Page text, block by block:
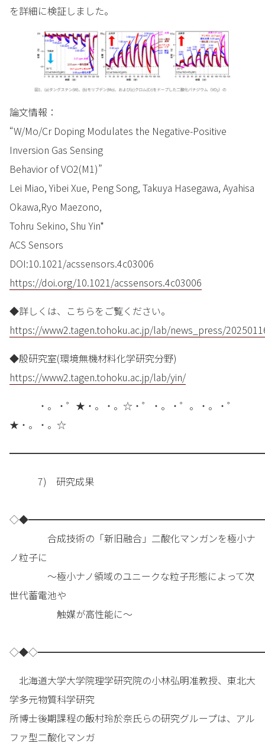
を詳細に検証しました。
論文情報：
“W/Mo/Cr Doping Modulates the Negative-Positive
Inversion Gas Sensing
Behavior of VO2(M1)”
Lei Miao, Yibei Xue, Peng Song, Takuya Hasegawa, Ayahisa
Okawa,Ryo Maezono,
Tohru Sekino, Shu Yin*
ACS Sensors
DOI:10.1021/acssensors.4c03006
https://doi.org/10.1021/acssensors.4c03006
◆詳しくは、こちらをご覧ください。
https://www2.tagen.tohoku.ac.jp/lab/news_press/
◆殷研究室(環境無機材料化学研究分野)
https://www2.tagen.tohoku.ac.jp/lab/yin/
・。・゜★・。・。☆・゜・。・゜。・。・゜
★・。・。☆
7) 研究成果
合成技術の「新旧融合」二酸化マンガンを極小ナ
ノ粒子に
～極小ナノ領域のユニークな粒子形態によって次
世代蓄電池や
触媒が高性能に～
北海道大学大学院理学研究院の小林弘明准教授、東北大
学多元物質科学研究
所博士後期課程の飯村玲於奈氏らの研究グループは、アル
ファ型二酸化マンガ